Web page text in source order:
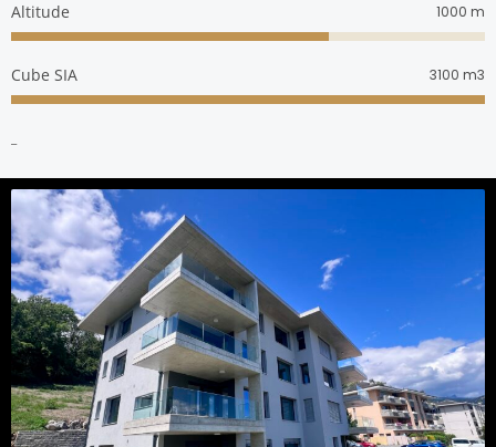
Altitude 1000 m
Cube SIA 3100 m3